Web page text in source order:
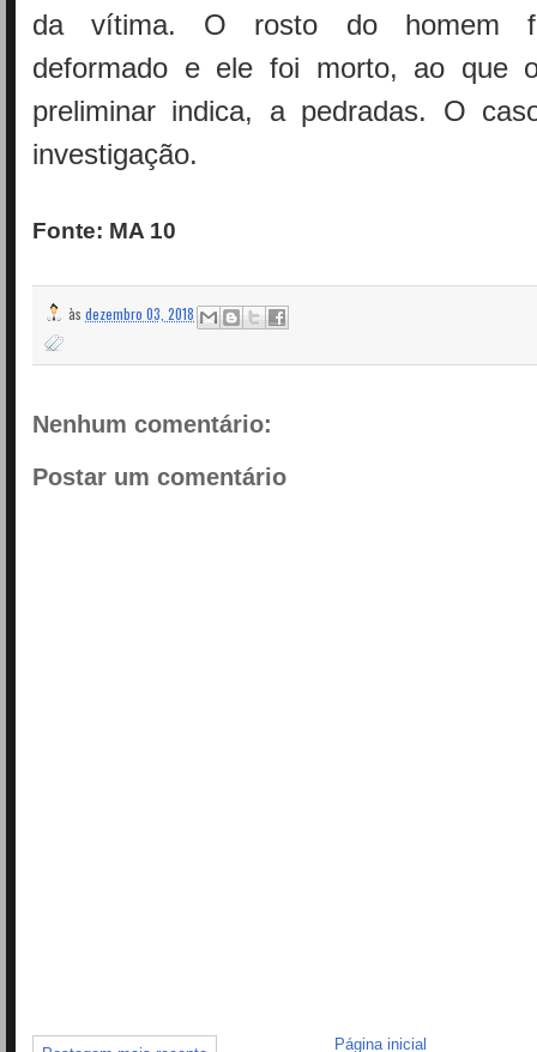
da vítima. O rosto do homem
deformado e ele foi morto, ao que
preliminar indica, a pedradas. O
investigação.
Fonte: MA 10
às dezembro 03, 2018
Nenhum comentário:
Postar um comentário
Página inicial